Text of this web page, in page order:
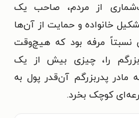
از مردم، صاحب یک
خانواده و حمایت از آن‌ها
نسبتاً مرفه بود که هیچ‌وقت
را، چیزی بیش از یک
مادر پدربزرگم آن‌قدر پول به
کوچک بخرد.